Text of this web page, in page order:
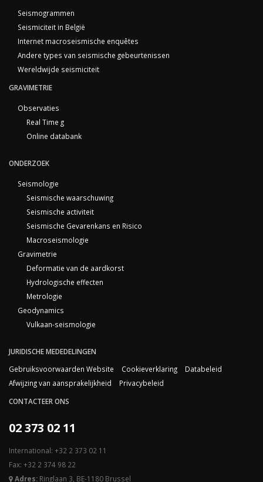
Seismogrammen
Seismiciteit in België
Internet macroseismische enquêtes
Andere types van seismische gebeurtenissen
Wereldwijde seismiciteit
GRAVIMETRIE
Observaties
Real Time g
Online databank
ONDERZOEK
Seismologie
Seismische waarschuwing
Seismische activiteit
Seismische Gevarenkans en Risico
Macroseismologie
Gravimetrie
Deformatie van de aardkorst
Hydrologische effecten
Metrologie
Geodynamics
Vulkaan-seismologie
JURIDISCHE MEDEDELINGEN
Gebruiksvoorwaarden Website
Cookieverklaring
Databeleid
Afwijzing van aansprakelijkheid
Privacybeleid
CONTACTEER ONS
02 373 02 11
International: +32 2 373 02 11
Fax: +32 2 374 98 22
Adres: Ringlaan 3, BE-1180 Brussel